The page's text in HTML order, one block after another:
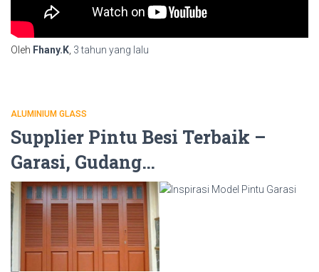
Oleh Fhany.K 3 tahun yang lalu
ALUMINIUM GLASS
Supplier Pintu Besi Terbaik –
Garasi, Gudang…